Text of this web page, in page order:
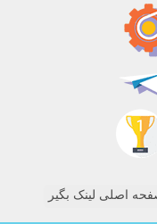
اصلی لینک بگیر